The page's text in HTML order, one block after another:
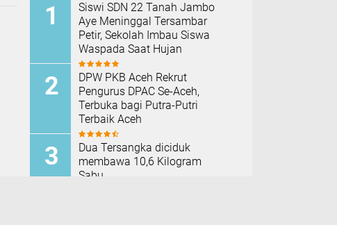
Siswi SDN 22 Tanah Jambo
Aye Meninggal Tersambar
Petir, Sekolah Imbau Siswa
Waspada Saat Hujan
DPW PKB Aceh Rekrut
Pengurus DPAC Se-Aceh,
Terbuka bagi Putra-Putri
Terbaik Aceh
Dua Tersangka diciduk
membawa 10,6 Kilogram
Sabu